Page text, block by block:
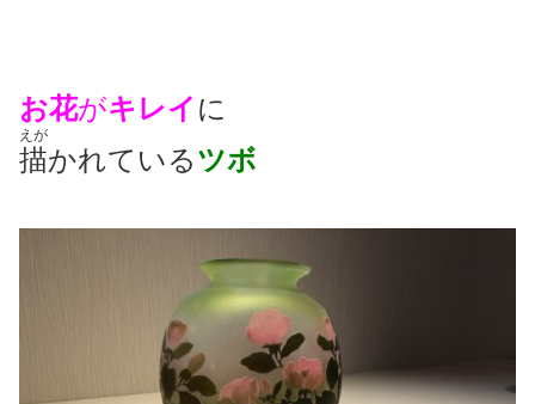
お花がキレイ に
描
えが
かれているツボ